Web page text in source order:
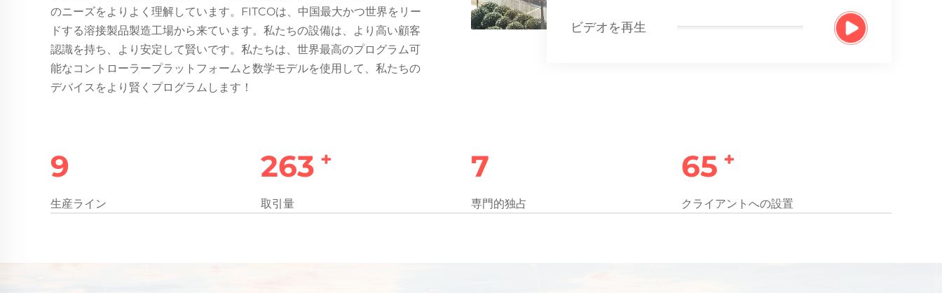
のニーズをよりよく理解しています。FITCOは、中国最大かつ世界をリー
ドする溶接製品製造工場から来ています。私たちの設備は、より高い顧客
認識を持ち、より安定して賢いです。私たちは、世界最高のプログラム可
能なコントローラープラットフォームと数学モデルを使用して、私たちの
デバイスをより賢くプログラムします！
ビデオを再生
10
生産ライン
280 +
取引量
7
専門的独占
70 +
クライアントへの設置